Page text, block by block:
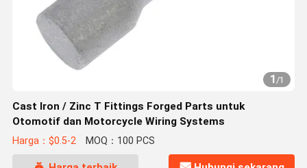
1/1
Cast Iron / Zinc T Fittings Forged Parts untuk
Otomotif dan Motorcycle Wiring Systems
Harga：$0.5-2 MOQ：100 PCS